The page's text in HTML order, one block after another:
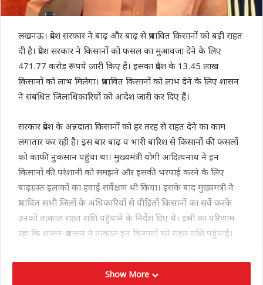
लखनऊ। प्रदेश सरकार ने बाढ़ और बाढ़ से प्रभावित किसानों को बड़ी राहत
दी है। प्रदेश सरकार ने किसानों को फसल का मुआवजा देने के लिए
471.77 करोड़ रूपये जारी किए हैं। इसका प्रदेश के 13.45 लाख
किसानों को लाभ मिलेगा। प्रभावित किसानों को लाभ देने के लिए शासन
ने संबंधित जिलाधिकारियों को आदेश जारी कर दिए हैं।
सरकार प्रदेश के अन्नदाता किसानों को हर तरह से राहत देने का काम
लगातार कर रही है। इस बार बाढ़ व भारी बारिश से किसानों की फसलों
को काफी नुकसान पहुंचा था। मुख्यमंत्री योगी आदित्यनाथ ने इन
किसानों की परेशानी को समझने और इसकी भरपाई करने के लिए
बाढ़ग्रस्त इलाकों का हवाई सर्वेक्षण भी किया। इसके बाद मुख्यमंत्री ने
प्रभावित सभी जिलों के अधिकारियों से पीड़ितों किसानों का सर्वे करके
उनको तत्काल राहत राशि पहुंचाने के निर्देश दिए थे। इसी का परिणाम
रहा कि शासन-प्रशासन ने तत्काल इन किसानों को राहत राशि पहुंचाई।
सितम्बर और अक्टूबर की शुरुआत में हुई मूसलाधार बारिश और बाढ़ से
प्रदेश के किसानों की फसल को काफी नुकसान हुआ था। इसके बाद
Show More